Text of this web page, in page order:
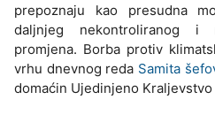
prepoznaju kao presudna
daljnjeg nekontroliranog i
promjena. Borba protiv
vrhu dnevnog reda Samita
domaćin Ujedinjeno Kraljevstvo